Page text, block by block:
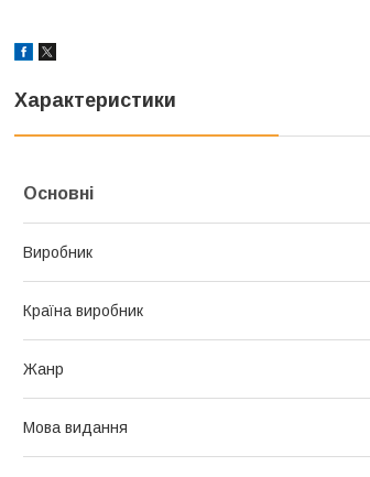
Характеристики
Основні
Виробник
Країна виробник
Жанр
Мова видання